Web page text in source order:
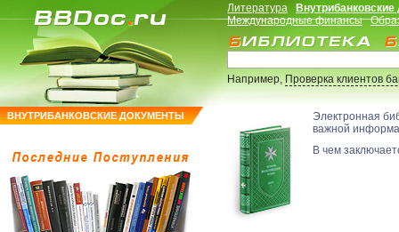
ВНУТРИБАНКОВСКИЕ ДОКУМЕНТЫ
Литература
Международные финансы
Например,Проверка клиентов
Электронная
важной
В чем